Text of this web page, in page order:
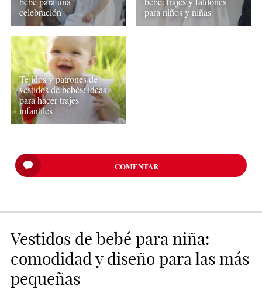
celebración
para niños y niñas
Tejidos y patrones de
vestidos de bebés: ideas
para hacer trajes
infantiles
COMENTAR
Vestidos de bebé para niña:
comodidad y diseño para las más
pequeñas